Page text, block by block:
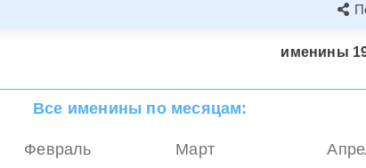
именины
Все именины по месяцам:
Февраль Март